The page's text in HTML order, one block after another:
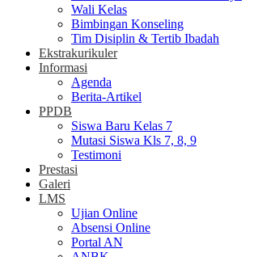
Wali Kelas
Bimbingan Konseling
Tim Disiplin & Tertib Ibadah
Ekstrakurikuler
Informasi
Agenda
Berita-Artikel
PPDB
Siswa Baru Kelas 7
Mutasi Siswa Kls 7, 8, 9
Testimoni
Prestasi
Galeri
LMS
Ujian Online
Absensi Online
Portal AN